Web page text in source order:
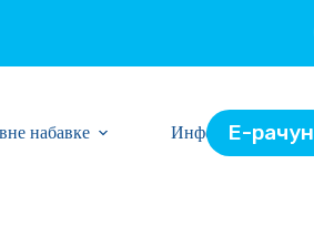
набавке ИнформацијеЕ-рачун